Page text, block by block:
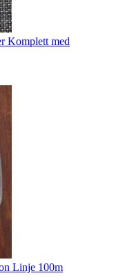
Komplett med
Linje 100m